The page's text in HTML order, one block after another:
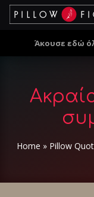
Άκουσε εδώ
Home » Pillow